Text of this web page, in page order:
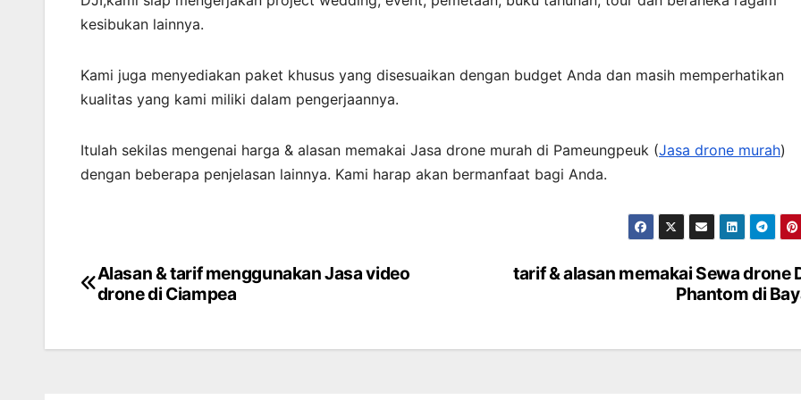
kesibukan lainnya.
Kami juga menyediakan paket khusus yang disesuaikan dengan budget Anda dan masih memperhatikan
kualitas yang kami miliki dalam pengerjaannya.
Itulah sekilas mengenai harga & alasan memakai Jasa drone murah di Pameungpeuk (Jasa drone murah)
dengan beberapa penjelasan lainnya. Kami harap akan bermanfaat bagi Anda.
Post
tarif & alasan memakai Sewa drone
Phantom di
Alasan & tarif menggunakan Jasa video
drone di Ciampea